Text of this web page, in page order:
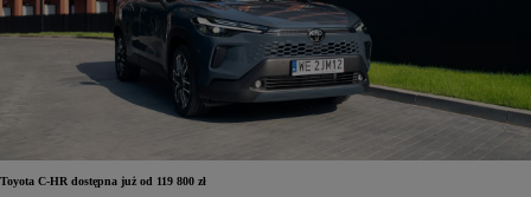
Toyota C-HR dostępna już od 119 800 zł